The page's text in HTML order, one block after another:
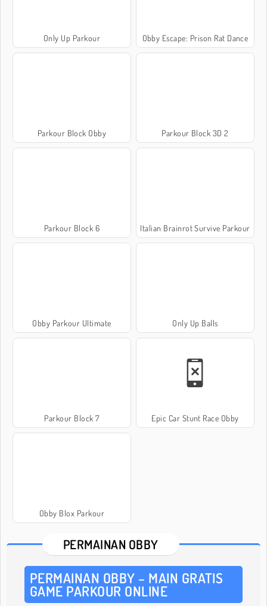
Only Up Parkour Obby Escape: Prison Rat Dance
Parkour Block Obby Parkour Block 3D 2
Parkour Block 6 Italian Brainrot Survive Parkour
Obby Parkour Ultimate Only Up Balls
Parkour Block 7 Epic Car Stunt Race Obby
Obby Blox Parkour
PERMAINAN OBBY
PERMAINAN OBBY – MAIN GRATIS
GAME PARKOUR ONLINE